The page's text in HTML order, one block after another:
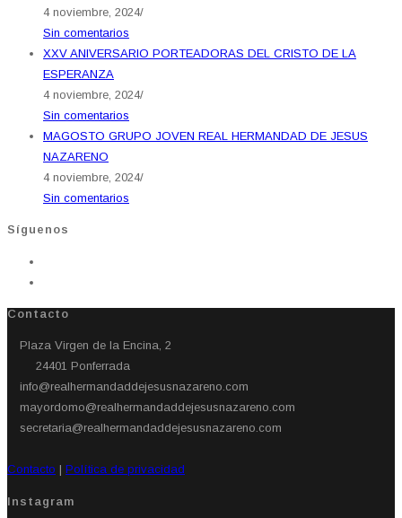
4 noviembre, 2024/
Sin comentarios
XXV ANIVERSARIO PORTEADORAS DEL CRISTO DE LA
ESPERANZA
4 noviembre, 2024/
Sin comentarios
MAGOSTO GRUPO JOVEN REAL HERMANDAD DE JESUS
NAZARENO
4 noviembre, 2024/
Sin comentarios
Síguenos
Contacto
Plaza Virgen de la Encina, 2
24401 Ponferrada​
info@realhermandaddejesusnazareno.com
mayordomo@realhermandaddejesusnazareno.com
secretaria@realhermandaddejesusnazareno.com
Contacto | Política de privacidad
Instagram